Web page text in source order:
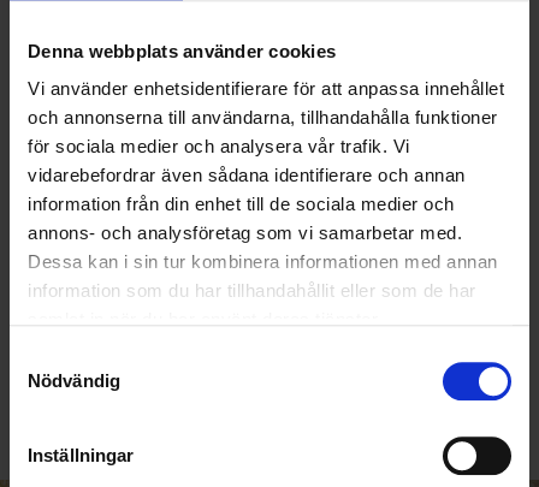
Denna webbplats använder cookies
Vi använder enhetsidentifierare för att anpassa innehållet
och annonserna till användarna, tillhandahålla funktioner
för sociala medier och analysera vår trafik. Vi
vidarebefordrar även sådana identifierare och annan
information från din enhet till de sociala medier och
annons- och analysföretag som vi samarbetar med.
Dessa kan i sin tur kombinera informationen med annan
information som du har tillhandahållit eller som de har
Nödvändig
Inställningar
info@ohlssons.se